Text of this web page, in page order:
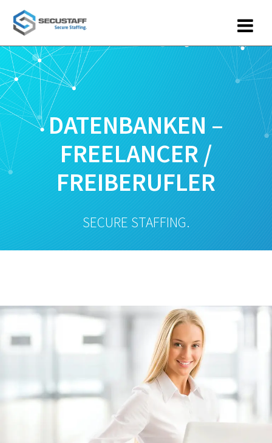
DATENBANKEN –
FREELANCER /
FREIBERUFLER
SECURE STAFFING.